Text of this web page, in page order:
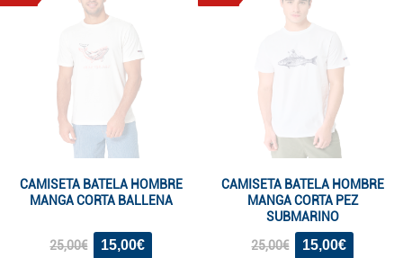
CAMISETA BATELA HOMBRE
MANGA CORTA BALLENA
25,00€ 15,00€
CAMISETA BATELA HOMBRE
MANGA CORTA PEZ
SUBMARINO
25,00€ 15,00€